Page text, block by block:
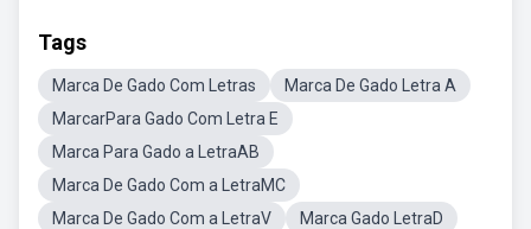
Tags
Marca De Gado Com Letras
Marca De Gado Letra A
MarcarPara Gado Com Letra E
Marca Para Gado a LetraAB
Marca De Gado Com a LetraMC
Marca De Gado Com a LetraV
Marca Gado LetraD